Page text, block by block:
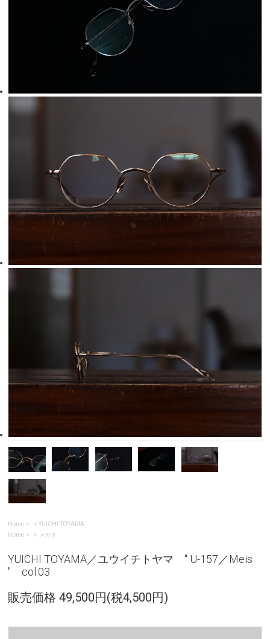
Home >YUICHI TOYAMA
Home
> メガネ
YUICHI TOYAMA／ユウイチトヤマ " U-157／Meis
" col.03
販売価格 49,500円(税4,500円)